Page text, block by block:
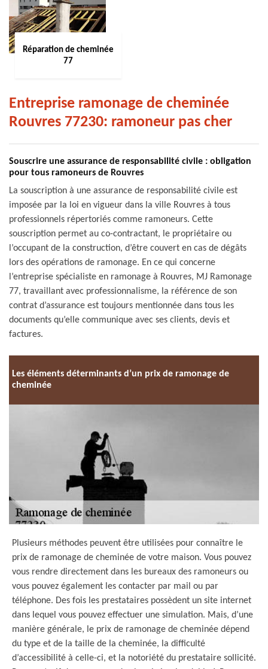
Réparation de cheminée
77
Entreprise ramonage de cheminée
Rouvres 77230: ramoneur pas cher
Souscrire une assurance de responsabilité civile : obligation
pour tous ramoneurs de Rouvres
La souscription à une assurance de responsabilité civile est
imposée par la loi en vigueur dans la ville Rouvres à tous
professionnels répertoriés comme ramoneurs. Cette
souscription permet au co-contractant, le propriétaire ou
l’occupant de la construction, d’être couvert en cas de dégâts
lors des opérations de ramonage. En ce qui concerne
l’entreprise spécialiste en ramonage à Rouvres, MJ Ramonage
77, travaillant avec professionnalisme, la référence de son
contrat d’assurance est toujours mentionnée dans tous les
documents qu’elle communique avec ses clients, devis et
factures.
Les éléments déterminants d’un prix de ramonage de
cheminée
Plusieurs méthodes peuvent être utilisées pour connaître le
prix de ramonage de cheminée de votre maison. Vous pouvez
vous rendre directement dans les bureaux des ramoneurs ou
vous pouvez également les contacter par mail ou par
téléphone. Des fois les prestataires possèdent un site internet
dans lequel vous pouvez effectuer une simulation. Mais, d’une
manière générale, le prix de ramonage de cheminée dépend
du type et de la taille de la cheminée, la difficulté
d’accessibilité à celle-ci, et la notoriété du prestataire sollicité.